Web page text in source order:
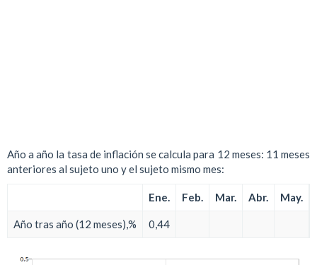
Año a año la tasa de inflación se calcula para 12 meses: 11 meses
anteriores al sujeto uno y el sujeto mismo mes:
Ene. Feb. Mar. Abr. May.
Año tras año (12 meses),% 0,44